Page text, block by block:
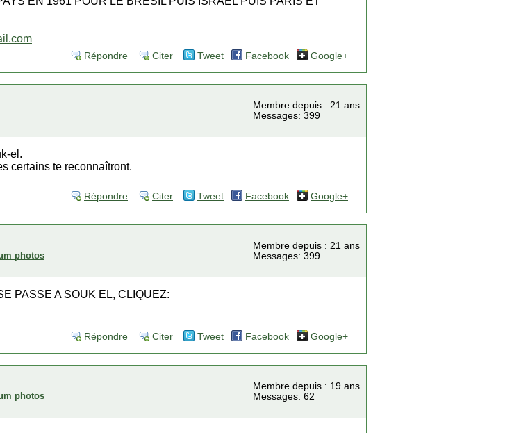
Répondre Citer Tweet Facebook Google+
Membre depuis : 21 ans
Messages: 399
el.
certains te reconnaîtront.
Répondre Citer Tweet Facebook Google+
photos
Membre depuis : 21 ans
Messages: 399
PASSE A SOUK EL, CLIQUEZ:
Répondre Citer Tweet Facebook Google+
photos
Membre depuis : 19 ans
Messages: 62